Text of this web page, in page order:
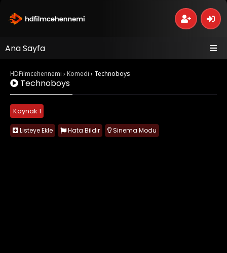
Ana Sayfa
HDFilmcehennemi › Komedi › Technoboys
Technoboys
Kaynak 1
Listeye Ekle Hata Bildir Sinema Modu